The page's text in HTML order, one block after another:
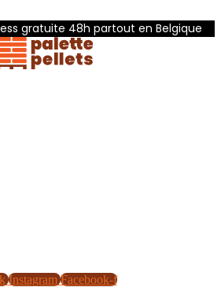
gratuite 48h partout en Belgique
Instagram Facebook-f